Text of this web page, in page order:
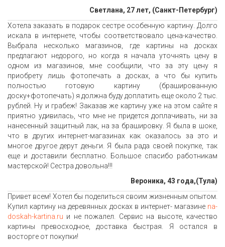
Светлана, 27 лет, (Санкт-Петербург)
Хотела заказать в подарок сестре особенную картину. Долго
искала в интернете, чтобы соответствовало цена-качество.
Выбрала несколько магазинов, где картины на досках
предлагают недорого, но когда я начала уточнять цену в
одном из магазинов, мне сообщили, что за эту цену я
приобрету лишь фотопечать а досках, а что бы купить
полностью готовую картину (брашированную
доску+фотопечать) я должна буду доплатить еще около 2 тыс.
рублей. Ну и грабеж! Заказав же картину уже на этом сайте я
приятно удивилась, что мне не придется доплачивать, ни за
нанесенный защитный лак, на за брашировку. Я была в шоке,
что в других интернет-магазинах как оказалось за это и
многое другое дерут деньги. Я была рада своей покупке, так
еще и доставили бесплатно. Большое спасибо работникам
мастерской! Сестра довольна!!!
Вероника, 43 года,(Тула)
Привет всем! Хотел бы поделиться своим жизненным опытом.
Купил картину на деревянных досках в интернет- магазине na-
doskah-kartina.ru и не пожалел. Сервис на высоте, качество
картины превосходное, доставка быстрая. Я остался в
восторге от покупки!